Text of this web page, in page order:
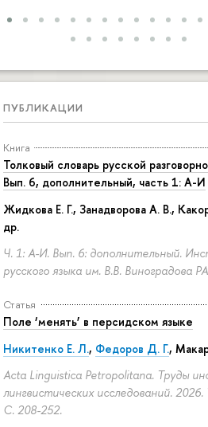
ПУБЛИКАЦИИ
Книга
Толковый словарь русской
Вып. 6, дополнительный, часть 1: А-И
Жидкова Е. Г., Занадворова А. В.,
др.
Ч. 1: А-И. Вып. 6: дополнительный.
русского языка им. В.В. Виноградова
Статья
Поле ‘менять’ в персидском языке
Никитенко Е. Л., Федоров Д. Г.,
Acta Linguistica Petropolitana. Труды
лингвистических исследований.
С. 208-252.